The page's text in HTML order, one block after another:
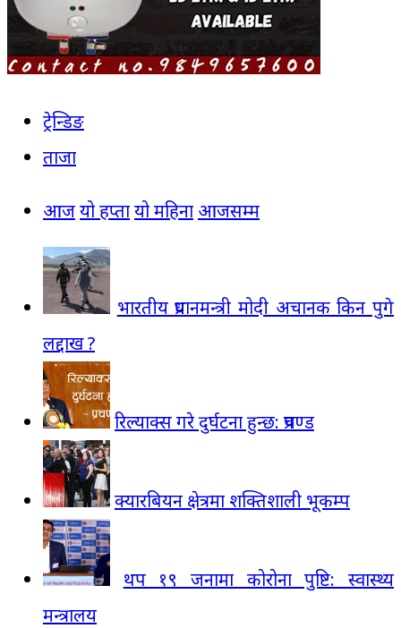
ट्रेन्डिङ
ताजा
आजयो हप्तायो महिना आजसम्म
भारतीय प्रधानमन्त्री मोदी अचानक किन पुगे
लद्दाख ?
रिल्याक्स गरे दुर्घटना हुन्छ: प्रचण्ड
क्यारबियन क्षेत्रमा शक्तिशाली भूकम्प
थप १९ जनामा कोरोना पुष्टि: स्वास्थ्य
मन्त्रालय